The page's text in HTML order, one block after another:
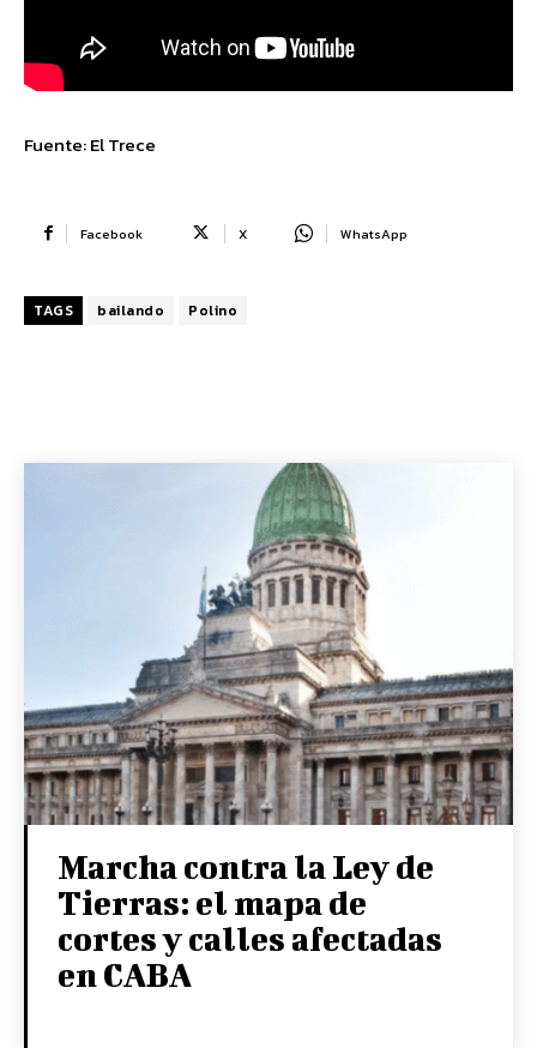
Fuente: El Trece
Facebook X WhatsApp
TAGS bailando Polino
Marcha contra la Ley de
Tierras: el mapa de
cortes y calles afectadas
en CABA